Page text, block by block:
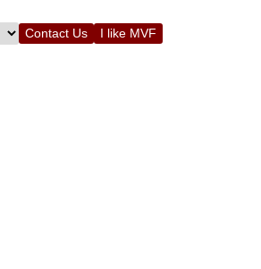
Contact Us I like MVF